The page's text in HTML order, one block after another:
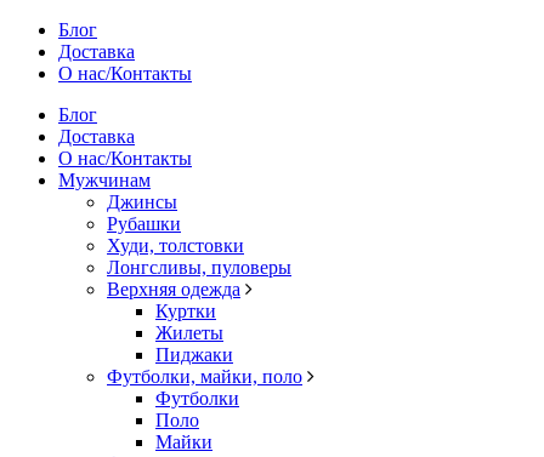
Блог
Доставка
О нас/Контакты
Блог
Доставка
О нас/Контакты
Мужчинам
Джинсы
Рубашки
Худи, толстовки
Лонгсливы, пуловеры
Верхняя одежда
Куртки
Жилеты
Пиджаки
Футболки, майки, поло
Футболки
Поло
Майки